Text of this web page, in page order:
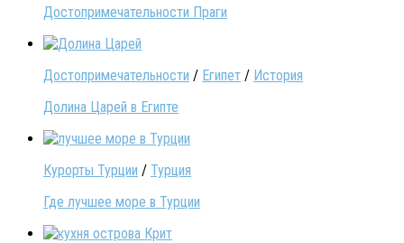
Достопримечательности Праги
Достопримечательности / Египет / История
Долина Царей в Египте
Курорты Турции / Турция
Где лучшее море в Турции